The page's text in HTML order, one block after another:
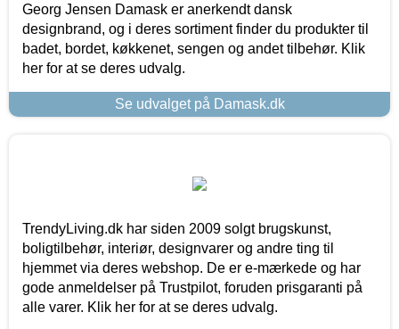
Georg Jensen Damask er anerkendt dansk
designbrand, og i deres sortiment finder du produkter til
badet, bordet, køkkenet, sengen og andet tilbehør. Klik
her for at se deres udvalg.
Se udvalget på Damask.dk
TrendyLiving.dk har siden 2009 solgt brugskunst,
boligtilbehør, interiør, designvarer og andre ting til
hjemmet via deres webshop. De er e-mærkede og har
gode anmeldelser på Trustpilot, foruden prisgaranti på
alle varer. Klik her for at se deres udvalg.